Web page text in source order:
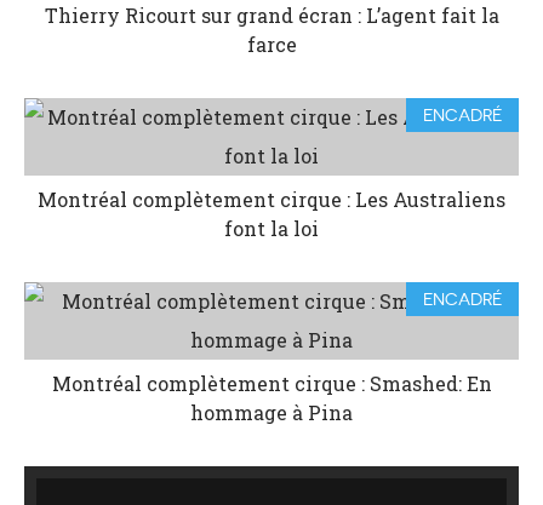
Thierry Ricourt sur grand écran : L’agent fait la
farce
ENCADRÉ
Montréal complètement cirque : Les Australiens
font la loi
ENCADRÉ
Montréal complètement cirque : Smashed: En
hommage à Pina